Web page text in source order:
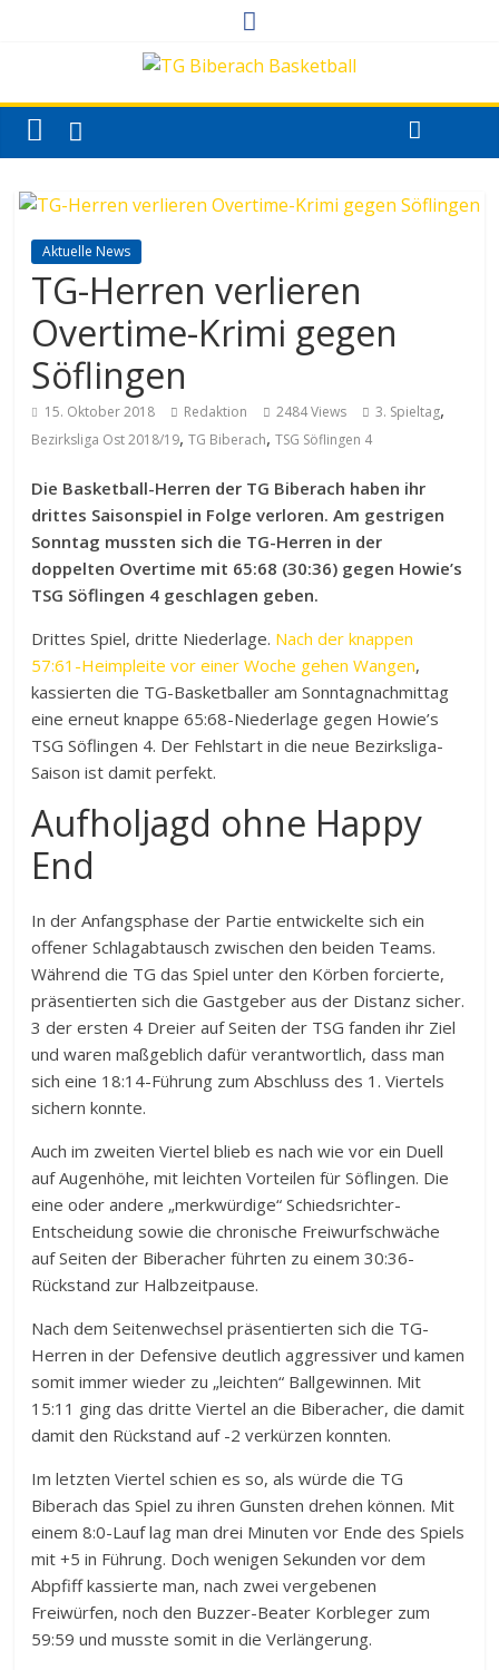
Aktuelle News
TG-Herren verlieren
Overtime-Krimi gegen
Söflingen
15. Oktober 2018 Redaktion 2484 Views 3. Spieltag,
Bezirksliga Ost 2018/19,TG Biberach,TSG Söflingen 4
Die Basketball-Herren der TG Biberach haben ihr
drittes Saisonspiel in Folge verloren. Am gestrigen
Sonntag mussten sich die TG-Herren in der
doppelten Overtime mit 65:68 (30:36) gegen Howie’s
TSG Söflingen 4 geschlagen geben.
Drittes Spiel, dritte Niederlage. Nach der knappen
57:61-Heimpleite vor einer Woche gehen Wangen,
kassierten die TG-Basketballer am Sonntagnachmittag
eine erneut knappe 65:68-Niederlage gegen Howie’s
TSG Söflingen 4. Der Fehlstart in die neue Bezirksliga-
Saison ist damit perfekt.
Aufholjagd ohne Happy
End
In der Anfangsphase der Partie entwickelte sich ein
offener Schlagabtausch zwischen den beiden Teams.
Während die TG das Spiel unter den Körben forcierte,
präsentierten sich die Gastgeber aus der Distanz sicher.
3 der ersten 4 Dreier auf Seiten der TSG fanden ihr Ziel
und waren maßgeblich dafür verantwortlich, dass man
sich eine 18:14-Führung zum Abschluss des 1. Viertels
sichern konnte.
Auch im zweiten Viertel blieb es nach wie vor ein Duell
auf Augenhöhe, mit leichten Vorteilen für Söflingen. Die
eine oder andere „merkwürdige“ Schiedsrichter-
Entscheidung sowie die chronische Freiwurfschwäche
auf Seiten der Biberacher führten zu einem 30:36-
Rückstand zur Halbzeitpause.
Nach dem Seitenwechsel präsentierten sich die TG-
Herren in der Defensive deutlich aggressiver und kamen
somit immer wieder zu „leichten“ Ballgewinnen. Mit
15:11 ging das dritte Viertel an die Biberacher, die damit
damit den Rückstand auf -2 verkürzen konnten.
Im letzten Viertel schien es so, als würde die TG
Biberach das Spiel zu ihren Gunsten drehen können. Mit
einem 8:0-Lauf lag man drei Minuten vor Ende des Spiels
mit +5 in Führung. Doch wenigen Sekunden vor dem
Abpfiff kassierte man, nach zwei vergebenen
Freiwürfen, noch den Buzzer-Beater Korbleger zum
59:59 und musste somit in die Verlängerung.